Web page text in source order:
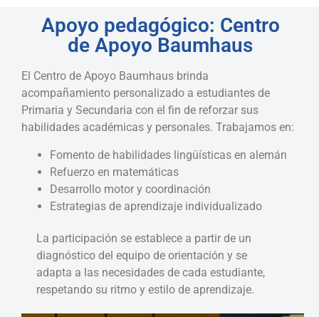
Apoyo pedagógico: Centro
de Apoyo Baumhaus
El Centro de Apoyo Baumhaus brinda
acompañamiento personalizado a estudiantes de
Primaria y Secundaria con el fin de reforzar sus
habilidades académicas y personales. Trabajamos en:
Fomento de habilidades lingüísticas en alemán
Refuerzo en matemáticas
Desarrollo motor y coordinación
Estrategias de aprendizaje individualizado
La participación se establece a partir de un
diagnóstico del equipo de orientación y se
adapta a las necesidades de cada estudiante,
respetando su ritmo y estilo de aprendizaje.